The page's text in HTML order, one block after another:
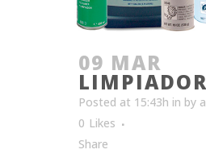
09 MAR
Posted at 15:43h in by
0 Likes
Share